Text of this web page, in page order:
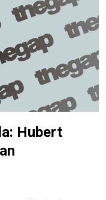
Hubert